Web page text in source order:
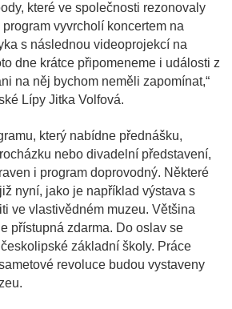
které ve společnosti rezonovaly
vyvrcholí koncertem na
s následnou videoprojekcí na
dne krátce připomeneme i události z
na něj bychom neměli zapomínat,“
Lípy Jitka Volfová.
který nabídne přednášku,
nebo divadelní představení,
i program doprovodný. Některé
nyní, jako je například výstava s
ve vlastivědném muzeu. Většina
přístupná zdarma. Do oslav se
základní školy. Práce
revoluce budou vystaveny